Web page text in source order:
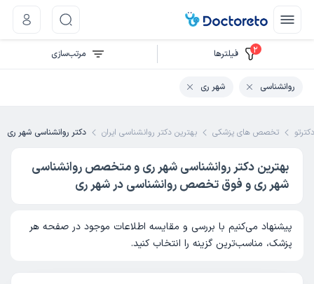
دکترتو تخصص های پزشکی بهترین دکتر روانشناسی ایران دکتر روانشناسی شهر ری
بهترین دکتر روانشناسی شهر ری و متخصص روانشناسی
شهر ری و فوق تخصص روانشناسی در شهر ری
پیشنهاد می‌کنیم با بررسی و مقایسه اطلاعات موجود در صفحه هر
پزشک، مناسب‌ترین گزینه را انتخاب کنید.
2 فیلتر‌ها مرتب‌سازی
روانشناسی شهر ری